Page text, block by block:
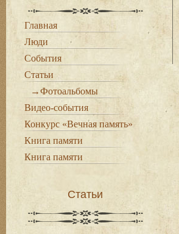
Главная
Люди
События
Статьи
→Фотоальбомы
Видео-события
Конкурс «Вечная память»
Книга памяти
Книга памяти
Статьи